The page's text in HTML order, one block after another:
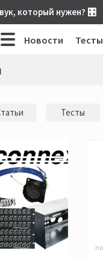
который нужен? 🎛
Новости Тесты
Тесты